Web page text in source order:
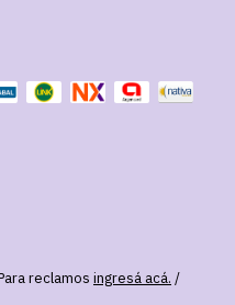
reclamos ingresá acá. /